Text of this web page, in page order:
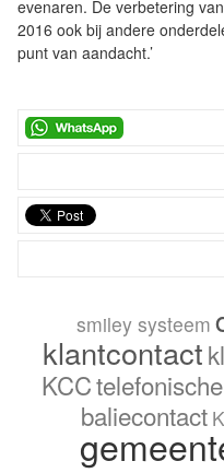
evenaren. De verbetering
2016 ook bij andere
punt van aandacht.’
smiley systeem
klantcontact
KCC
baliecontact